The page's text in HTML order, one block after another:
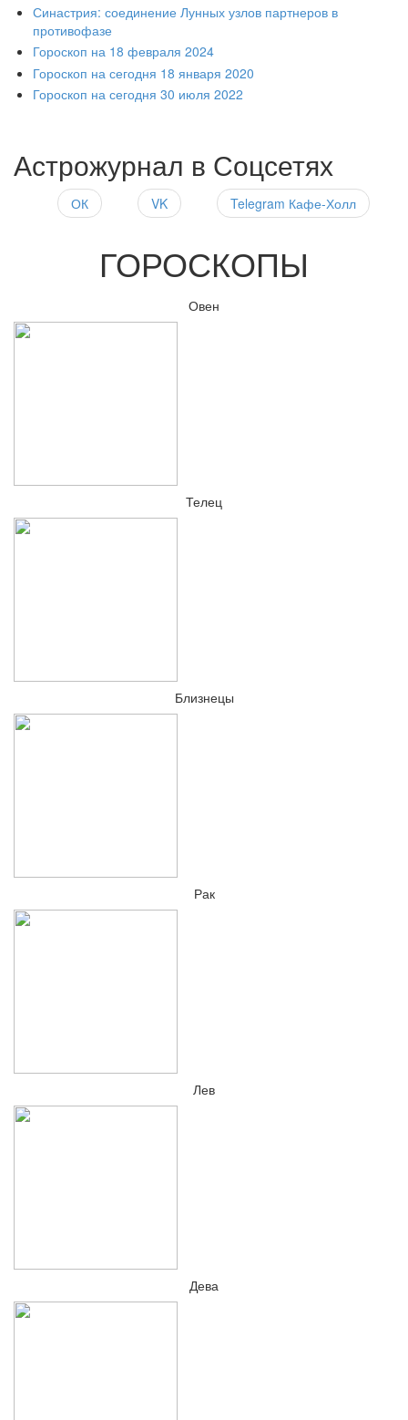
Синастрия: соединение Лунных узлов партнеров в
противофазе
Гороскоп на 18 февраля 2024
Гороскоп на сегодня 18 января 2020
Гороскоп на сегодня 30 июля 2022
Астрожурнал в Соцсетях
ОК VK Telegram Кафе-Холл
ГОРОСКОПЫ
Овен
Телец
Близнецы
Рак
Лев
Дева